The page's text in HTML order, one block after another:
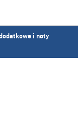
i noty